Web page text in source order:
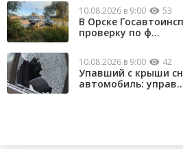
10.08.2026 в 9:00 53
В Орске
проверку по ф...
10.08.2026 в 9:00 42
Упавший с крыши
автомобиль: